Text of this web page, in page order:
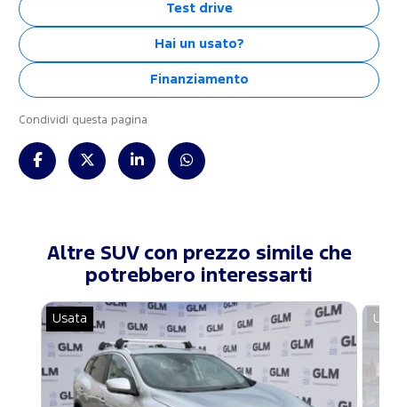
Test drive
Hai un usato?
Finanziamento
Condividi questa pagina
Altre SUV con prezzo simile che
potrebbero interessarti
Usata